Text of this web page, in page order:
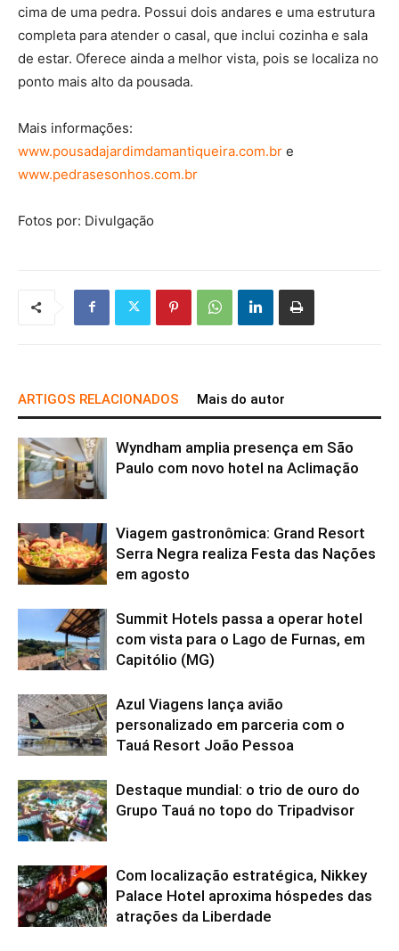
cima de uma pedra. Possui dois andares e uma estrutura
completa para atender o casal, que inclui cozinha e sala
de estar. Oferece ainda a melhor vista, pois se localiza no
ponto mais alto da pousada.
Mais informações:
www.pousadajardimdamantiqueira.com.br e
www.pedrasesonhos.com.br
Fotos por: Divulgação
ARTIGOS RELACIONADOS Mais do autor
Wyndham amplia presença em São
Paulo com novo hotel na Aclimação
Viagem gastronômica: Grand Resort
Serra Negra realiza Festa das Nações
em agosto
Summit Hotels passa a operar hotel
com vista para o Lago de Furnas, em
Capitólio (MG)
Azul Viagens lança avião
personalizado em parceria com o
Tauá Resort João Pessoa
Destaque mundial: o trio de ouro do
Grupo Tauá no topo do Tripadvisor
Com localização estratégica, Nikkey
Palace Hotel aproxima hóspedes das
atrações da Liberdade